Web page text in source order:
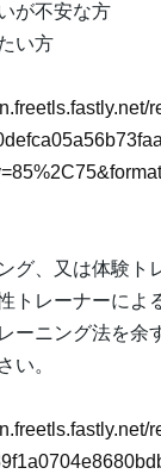
が不安な方
い方
グ、又は体験ト
トレーナーによ
ーニング法を余
い。